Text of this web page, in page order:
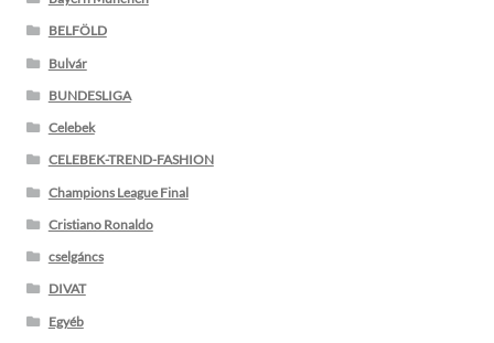
BELFÖLD
Bulvár
BUNDESLIGA
Celebek
CELEBEK-TREND-FASHION
Champions League Final
Cristiano Ronaldo
cselgáncs
DIVAT
Egyéb